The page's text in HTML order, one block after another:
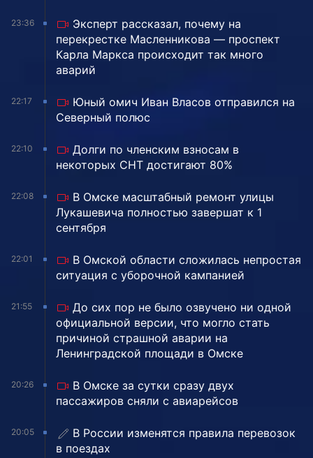
23:36
Эксперт рассказал, почему на
перекрестке Масленникова — проспект
Карла Маркса происходит так много
аварий
22:17
Юный омич Иван Власов отправился на
Северный полюс
22:10
Долги по членским взносам в
некоторых СНТ достигают 80%
22:08
В Омске масштабный ремонт улицы
Лукашевича полностью завершат к 1
сентября
22:01
В Омской области сложилась непростая
ситуация с уборочной кампанией
21:55
До сих пор не было озвучено ни одной
официальной версии, что могло стать
причиной страшной аварии на
Ленинградской площади в Омске
20:26
В Омске за сутки сразу двух
пассажиров сняли с авиарейсов
20:05
В России изменятся правила перевозок
в поездах